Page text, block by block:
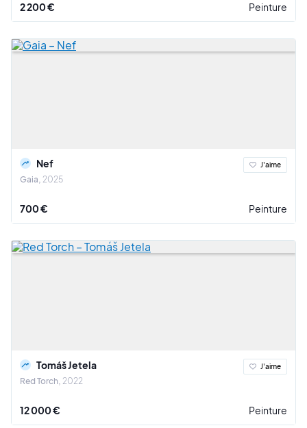
2 200 € Peinture
Nef
Gaia 2025
J'aime
700 € Peinture
Tomáš Jetela
Red Torch 2022
J'aime
12 000 € Peinture